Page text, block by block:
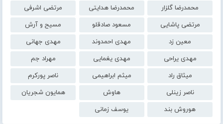
محمدرضا گلزار
محمدرضا هدایتی
مرتضی اشرفی
مرتضی پاشایی
مسعود صادقلو
مسیح و آرش
معین زد
مهدی احمدوند
مهدی جهانی
مهدی یراحی
مهدی یغمایی
مهراد جم
میثاق راد
میثم ابراهیمی
ناصر پورکرم
ناصر زینلی
هاوش
همایون شجریان
هوروش بند
یوسف زمانی